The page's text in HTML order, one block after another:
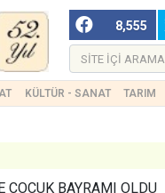
8,555
KÜLTÜR - SANAT TARIM
ÇOCUK BAYRAMI OLDU